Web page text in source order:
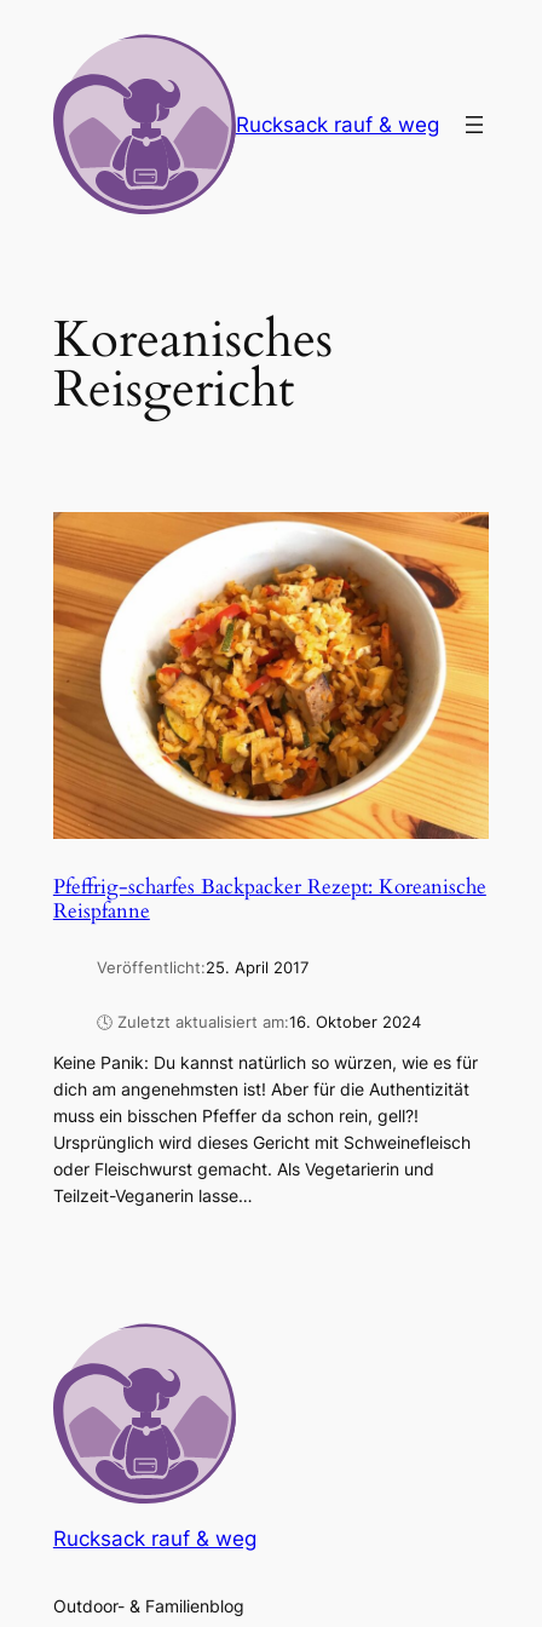
springen
Rucksack rauf & weg
Koreanisches
Reisgericht
Pfeffrig-scharfes Backpacker Rezept: Koreanische
Reispfanne
Veröffentlicht:25. April 2017
🕓 Zuletzt aktualisiert am:16. Oktober 2024
Keine Panik: Du kannst natürlich so würzen, wie es für
dich am angenehmsten ist! Aber für die Authentizität
muss ein bisschen Pfeffer da schon rein, gell?!
Ursprünglich wird dieses Gericht mit Schweinefleisch
oder Fleischwurst gemacht. Als Vegetarierin und
Teilzeit-Veganerin lasse…
Rucksack rauf & weg
Outdoor- & Familienblog